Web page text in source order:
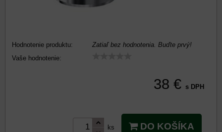
Hodnotenie produktu:
Zatiaľ bez hodnotenia. Buďte prvý!
Vaše hodnotenie:
38 € s DPH
ks DO KOŠÍKA